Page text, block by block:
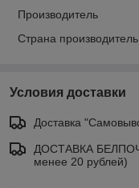
Производитель
Страна производитель
Условия доставки
Доставка
ДОСТАВКА
менее 20 рублей)